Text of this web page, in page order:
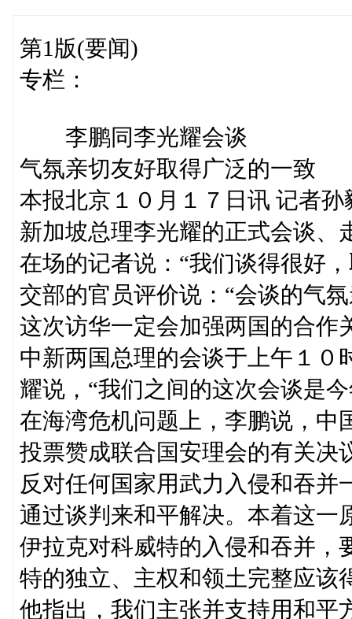
第1版(要闻)
专栏：
李鹏同李光耀会谈
气氛亲切友好取得广泛的一致
本报北京１０月１７日讯 记者
新加坡总理李光耀的正式会谈、
在场的记者说：“我们谈得很好
交部的官员评价说：“会谈的气
这次访华一定会加强两国的合作
中新两国总理的会谈于上午１０
耀说，“我们之间的这次会谈是
在海湾危机问题上，李鹏说，中
投票赞成联合国安理会的有关决
反对任何国家用武力入侵和吞
通过谈判来和平解决。本着这一
伊拉克对科威特的入侵和吞并，
特的独立、主权和领土完整应该
他指出，我们主张并支持用和平